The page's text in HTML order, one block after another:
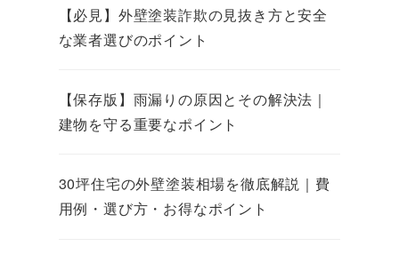
【必見】外壁塗装詐欺の見抜き方と安全
な業者選びのポイント
【保存版】雨漏りの原因とその解決法｜
建物を守る重要なポイント
30坪住宅の外壁塗装相場を徹底解説｜費
用例・選び方・お得なポイント